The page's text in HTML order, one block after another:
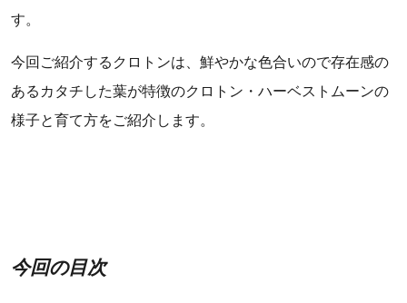
す。
今回ご紹介するクロトンは、鮮やかな色合いので存在感の
あるカタチした葉が特徴のクロトン・ハーベストムーンの
様子と育て方をご紹介します。
今回の目次